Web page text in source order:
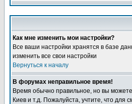
Как мне изменить мои настройки?
Все ваши настройки хранятся в базе
изменить все свои настройки
Вернуться к началу
В форумах неправильное время!
Время обычно правильное, но вы можете
Киев и т.д. Пожалуйста, учтите, что для